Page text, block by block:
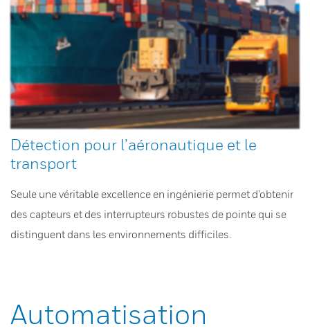
Détection pour l’aéronautique et le
transport
Seule une véritable excellence en ingénierie permet d’obtenir
des capteurs et des interrupteurs robustes de pointe qui se
distinguent dans les environnements difficiles.
Automatisation